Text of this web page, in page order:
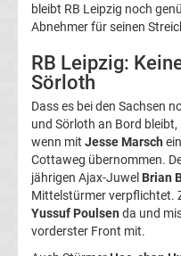
Bayer
Leverkusen
Transfergerüchte
Bayern
München
Transfergerüchte
bleibt RB Leipzig noch
Abnehmer für seinen
RB Leipzig:
Sörloth
Dass es bei den Sachsen
und Sörloth an Bord
wenn mit Jesse Marsch
Cottaweg übernommen.
jährigen Ajax-Juwel Brian
Mittelstürmer verpflichtet.
Yussuf Poulsen da und
vorderster Front mit.